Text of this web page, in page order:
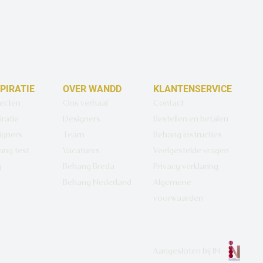
test
OVER WANDD
Ons verhaal
Designers
Team
Vacatures
Behang Breda
Behang Nederland
KLANTENSERVICE
Contact
Bestellen en betalen
Behang instructies
Veelgestelde vragen
Privacy verklaring
Algemene
voorwaarden
Aangesloten bij IN